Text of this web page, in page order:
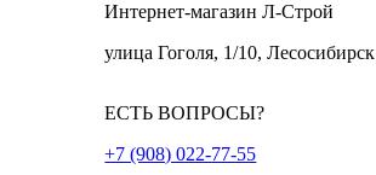
Интернет-магазин Л-Строй
улица Гоголя, 1/10, Лесосибирск
ЕСТЬ ВОПРОСЫ?
+7 (908) 022-77-55